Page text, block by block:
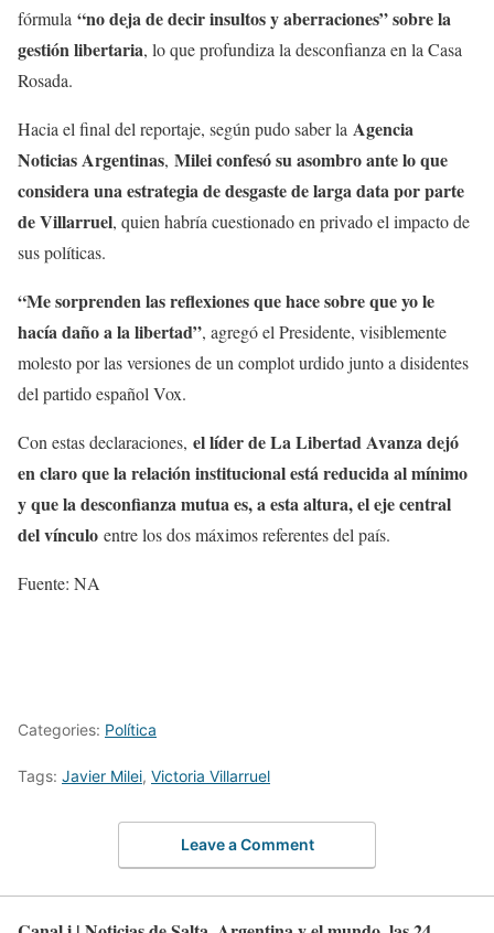
fórmula “no deja de decir insultos y aberraciones” sobre la
gestión libertaria, lo que profundiza la desconfianza en la Casa
Rosada.
Hacia el final del reportaje, según pudo saber la Agencia
Noticias Argentinas, Milei confesó su asombro ante lo que
considera una estrategia de desgaste de larga data por parte
de Villarruel, quien habría cuestionado en privado el impacto de
sus políticas.
“Me sorprenden las reflexiones que hace sobre que yo le
hacía daño a la libertad”, agregó el Presidente, visiblemente
molesto por las versiones de un complot urdido junto a disidentes
del partido español Vox.
Con estas declaraciones, el líder de La Libertad Avanza dejó
en claro que la relación institucional está reducida al mínimo
y que la desconfianza mutua es, a esta altura, el eje central
del vínculo entre los dos máximos referentes del país.
Fuente: NA
Categories: Política
Tags: Javier Milei, Victoria Villarruel
Leave a Comment